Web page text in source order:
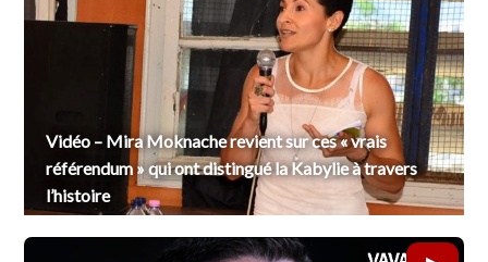
Vidéo – Mira Moknache revient sur ces « vrais
référendum » qui ont distingué la Kabylie à travers
l’histoire